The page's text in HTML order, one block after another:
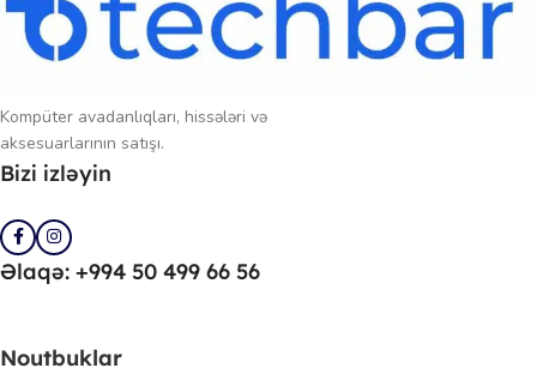
Kompüter avadanlıqları, hissələri və
aksesuarlarının satışı.
Bizi izləyin
Əlaqə: +994 50 499 66 56
Noutbuklar